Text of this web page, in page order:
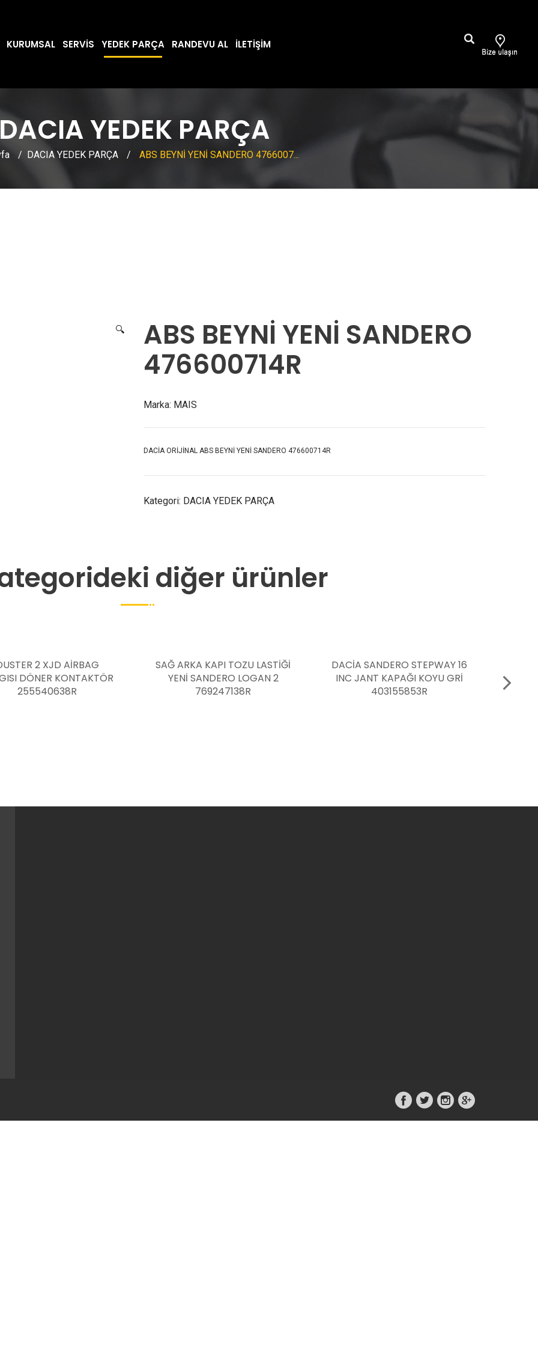
KURUMSAL SERVIS YEDEK PARÇA RANDEVU AL İLETIŞIM
DACIA YEDEK PARÇA
/ DACIA YEDEK PARÇA / ABS BEYNİ YENİ SANDERO 4766007...
🔍
ABS BEYNİ YENİ SANDERO
476600714R
Marka: MAIS
DACİA ORİJİNAL ABS BEYNİ YENİ SANDERO 476600714R
Kategori: DACIA YEDEK PARÇA
diğer ürünler
SAĞ ARKA KAPI TOZU LASTİĞİ
YENİ SANDERO LOGAN 2
769247138R
DACİA SANDERO STEPWAY 16
INC JANT KAPAĞI KOYU GRİ
403155853R
ENJEKSİYON BEYNİ LPG
DUSTER 4x2 237101876R